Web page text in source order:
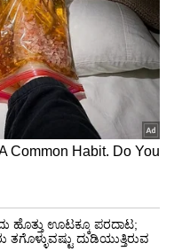
ಲಾಭಕ್ಕಾಗಿ ಗಣೇಶನಿಗೆ